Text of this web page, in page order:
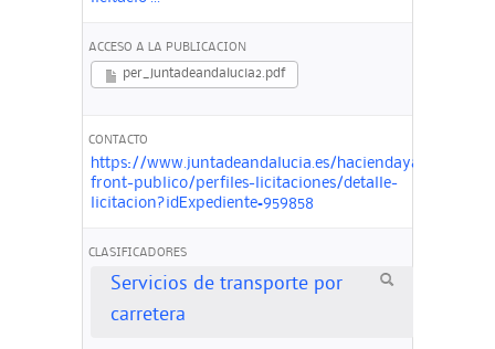
ACCESO A LA PUBLICACION
per_juntadeandalucia2.pdf
CONTACTO
https://www.juntadeandalucia.es/
front-publico/perfiles-licitaciones/detalle-
licitacion?idExpediente=959858
CLASIFICADORES
Servicios de transporte por
carretera